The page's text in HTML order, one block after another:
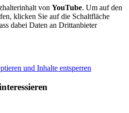
von YouTube. Um auf den
klicken Sie auf die Schaltfläche
dabei Daten an Drittanbieter
und Inhalte entsperren